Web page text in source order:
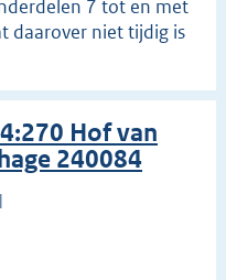
7 tot en met
daarover niet tijdig is
Hof van
240084